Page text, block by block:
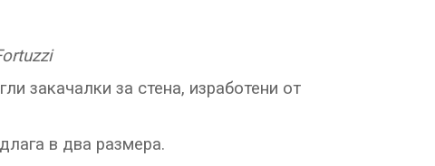
закачалки за стена, изработени от
в два размера.